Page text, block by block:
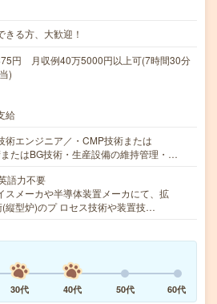
きる方、大歓迎！
円 月収例40万5000円以上可(7時間30分
)
給
術エンジニア／・CMP技術または
たはBG技術・生産設備の維持管理・…
語力不要
メーカや半導体装置メーカにて、拡
縦型炉)のプ ロセス技術や装置技…
30代 40代 50代 60代